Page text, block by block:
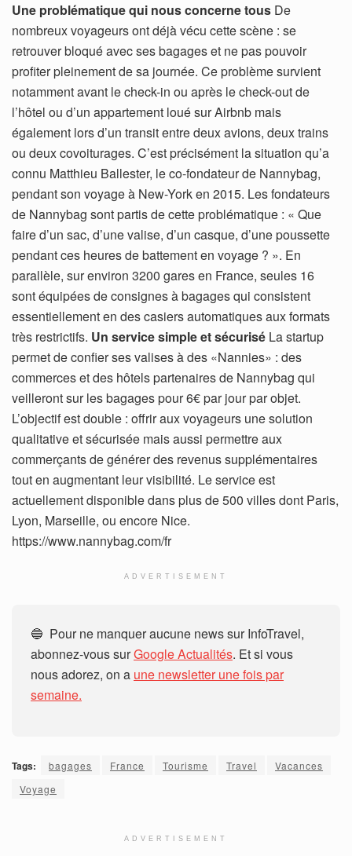
Une problématique qui nous concerne tous De
nombreux voyageurs ont déjà vécu cette scène : se
retrouver bloqué avec ses bagages et ne pas pouvoir
profiter pleinement de sa journée. Ce problème survient
notamment avant le check-in ou après le check-out de
l’hôtel ou d’un appartement loué sur Airbnb mais
également lors d’un transit entre deux avions, deux trains
ou deux covoiturages. C’est précisément la situation qu’a
connu Matthieu Ballester, le co-fondateur de Nannybag,
pendant son voyage à New-York en 2015. Les fondateurs
de Nannybag sont partis de cette problématique : « Que
faire d’un sac, d’une valise, d’un casque, d’une poussette
pendant ces heures de battement en voyage ? ». En
parallèle, sur environ 3200 gares en France, seules 16
sont équipées de consignes à bagages qui consistent
essentiellement en des casiers automatiques aux formats
très restrictifs. Un service simple et sécurisé La startup
permet de confier ses valises à des «Nannies» : des
commerces et des hôtels partenaires de Nannybag qui
veilleront sur les bagages pour 6€ par jour par objet.
L’objectif est double : offrir aux voyageurs une solution
qualitative et sécurisée mais aussi permettre aux
commerçants de générer des revenus supplémentaires
tout en augmentant leur visibilité. Le service est
actuellement disponible dans plus de 500 villes dont Paris,
Lyon, Marseille, ou encore Nice.
https://www.nannybag.com/fr
ADVERTISEMENT
🔵 Pour ne manquer aucune news sur InfoTravel,
abonnez-vous surGoogle Actualités. Et si vous
nous adorez, on a une newsletter une fois par
semaine.
Tags: bagages France Tourisme Travel
Vacances
Voyage
ADVERTISEMENT